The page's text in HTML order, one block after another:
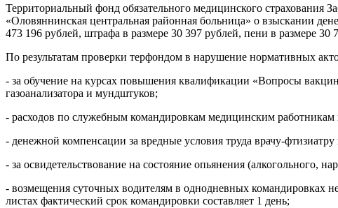
Территориальный фонд обязательного медицинского страхования
«Оловяннинская центральная районная больница» о взыскании
473 196 рублей, штрафа в размере 30 397 рублей, пени в размере 30
По результатам проверки терфондом в нарушение нормативных
- за обучение на курсах повышения квалификации «Вопросы
газоанализатора и мундштуков;
- расходов по служебным командировкам медицинским
- денежной компенсации за вредные условия труда врачу-
- за освидетельствование на состояние опьянения (алкогольного,
- возмещения суточных водителям в однодневных командировках
листах фактический срок командировки составляет 1 день;